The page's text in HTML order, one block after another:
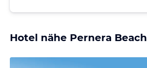
Hotel nähe Pernera Beach